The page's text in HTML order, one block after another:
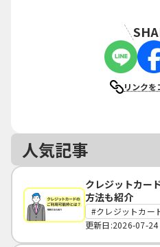
リンクを
人気記事
クレジットカー
方法も紹介
クレジットカー
更新日:2026-07-24